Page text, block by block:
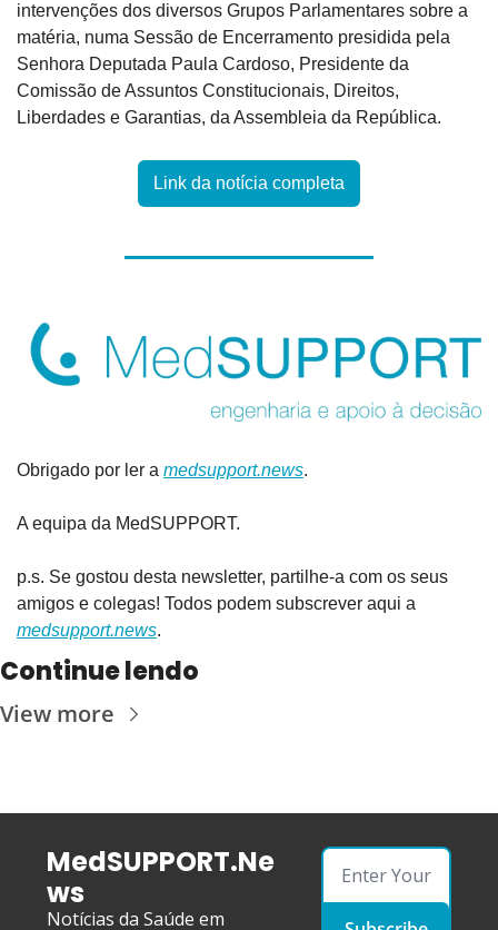
intervenções dos diversos Grupos Parlamentares sobre a
matéria, numa Sessão de Encerramento presidida pela
Senhora Deputada Paula Cardoso, Presidente da
Comissão de Assuntos Constitucionais, Direitos,
Liberdades e Garantias, da Assembleia da República.
Link da notícia completa
Obrigado por ler a medsupport.news.
A equipa da MedSUPPORT.
p.s. Se gostou desta newsletter, partilhe-a com os seus
medsupport.news.
Continue lendo
View more
MedSUPPORT.Ne
ws
Notícias da Saúde em